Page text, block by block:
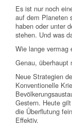
Es ist nur noch
auf dem Planeten
haben oder unter
stehen. Und was
Wie lange vermag
Genau, überhaupt
Neue Strategien
Konventionelle
Gestern. Heute
die Überflutung
Effektiv.